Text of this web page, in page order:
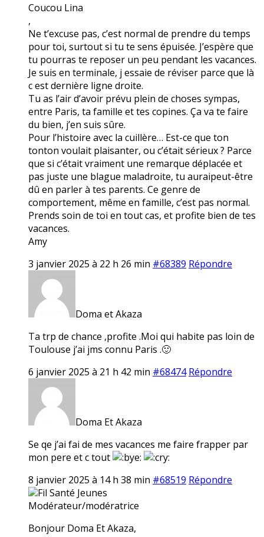
Coucou Lina
,
Ne t’excuse pas, c’est normal de prendre du temps
pour toi, surtout si tu te sens épuisée. J’espère que
tu pourras te reposer un peu pendant les vacances.
Je suis en terminale, j essaie de réviser parce que là
c est dernière ligne droite.
Tu as l’air d’avoir prévu plein de choses sympas,
entre Paris, ta famille et tes copines. Ça va te faire
du bien, j’en suis sûre.
Pour l’histoire avec la cuillère… Est-ce que ton
tonton voulait plaisanter, ou c’était sérieux ? Parce
que si c’était vraiment une remarque déplacée et
pas juste une blague maladroite, tu auraipeut-être
dû en parler à tes parents. Ce genre de
comportement, même en famille, c’est pas normal.
Prends soin de toi en tout cas, et profite bien de tes
vacances.
Amy
3 janvier 2025 à 22 h 26 min #68389 Répondre
Doma et Akaza
Ta trp de chance ,profite .Moi qui habite pas loin de
Toulouse j’ai jms connu Paris .🙂
6 janvier 2025 à 21 h 42 min #68474 Répondre
Doma Et Akaza
Se qe j’ai fai de mes vacances me faire frapper par
mon pere et c tout
8 janvier 2025 à 14 h 38 min #68519 Répondre
Fil Santé Jeunes
Modérateur/modératrice
Bonjour Doma Et Akaza,